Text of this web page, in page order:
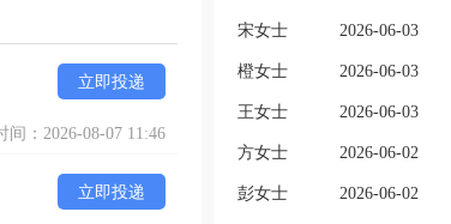
立即投递
间：2026-08-07 11:46
立即投递
宋女士 2026-06-03
橙女士 2026-06-03
王女士 2026-06-03
方女士 2026-06-02
彭女士 2026-06-02